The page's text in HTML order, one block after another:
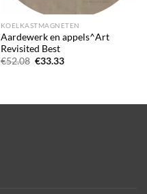
KOELKASTMAGNETEN
Aardewerk en appels^Art
Revisited Best
€52.08 Oorspronkelijke
€33.33Huidige